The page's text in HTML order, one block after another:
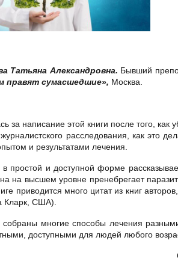
Татьяна Александровна. Бывший
правят сумасшедшие», Москва.
за написание этой книги после того,
расследования, как это
и результатами лечения.
в простой и доступной форме
на высшем уровне пренебрегает
приводится много цитат из книг
Кларк, США).
собраны многие способы лечения
доступными для людей любого